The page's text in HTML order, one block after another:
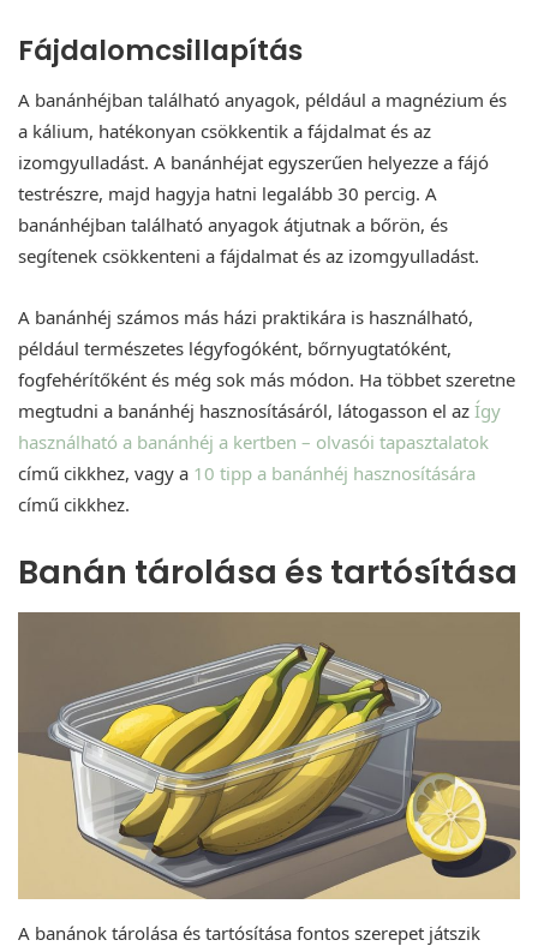
Fájdalomcsillapítás
A banánhéjban található anyagok, például a magnézium és
a kálium, hatékonyan csökkentik a fájdalmat és az
izomgyulladást. A banánhéjat egyszerűen helyezze a fájó
testrészre, majd hagyja hatni legalább 30 percig. A
banánhéjban található anyagok átjutnak a bőrön, és
segítenek csökkenteni a fájdalmat és az izomgyulladást.
A banánhéj számos más házi praktikára is használható,
például természetes légyfogóként, bőrnyugtatóként,
fogfehérítőként és még sok más módon. Ha többet szeretne
megtudni a banánhéj hasznosításáról, látogasson el az Így
használható a banánhéj a kertben – olvasói tapasztalatok
című cikkhez, vagy a 10 tipp a banánhéj hasznosítására
című cikkhez.
Banán tárolása és tartósítása
A banánok tárolása és tartósítása fontos szerepet játszik